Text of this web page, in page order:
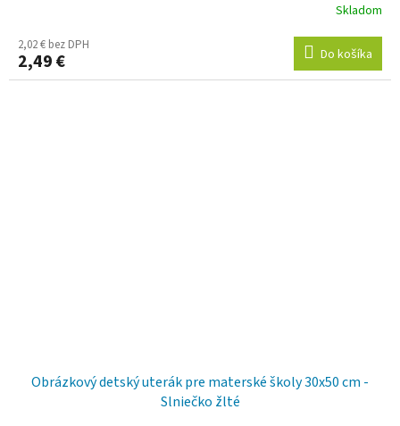
Skladom
2,02 € bez DPH
2,49 € Do košíka
Obrázkový detský uterák pre materské školy 30x50 cm -
Slniečko žlté